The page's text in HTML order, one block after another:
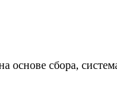
сбора,